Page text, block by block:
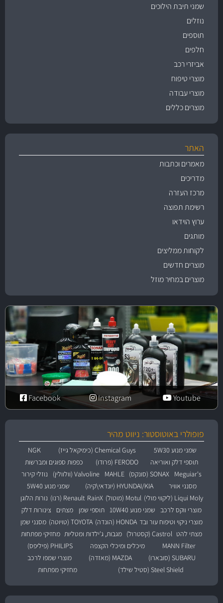
שמני תיבת הילוכים
נוזלים
תוספים
חלפים
אביזרי רכב
מוצרי טיפוח
מוצרי עבודה
מוצרים כללים
האתר
מאמרים וכתבות
מדריכים
מרכז העזרה
רשימת תפוצה
ערוץ הוידאו
מותגים
לקוחות ממליצים
מוצרים חדשים
מוצרים במחיר מוזל
Youtube
Instagram
Facebook
פופולרי באוטוסטור: ניווט מהיר
שמני מנוע 5W30 Chemical Guys (כימיקאל גייז)
NGK
תוספי דלק ואוריאה
FERODO (פרודו)
כפפות ספוגים ומברשות
Meguiar's
SONAX (סונקס) MAHLE Valvoline (וולוולין)
נוזלי קירור
מסנני אוויר
HYUNDAI/KIA (יונדאי\קיה)
שמני מנוע 5W40
Liqui Moly (ליקווי מולי)
Motul (מוטול) RainX Renault (רנו)
נורות הלוגן
מוצרי ווקס לרכב
שמני מנוע 10W40 תוספי שמן מצתים
צינורות דלק
מוצרי ניקוי וטיפוח עור ובד HONDA (הונדה) TOYOTA (טויוטה)
מסנני שמן
מצתי להט Castrol (קסטרול) מגבות, ג'ילדות ומטליות מחזיקי מפתחות
MANN Filter
מיכלים ומיכלי הקצפה
PHILIPS (פיליפס)
SUBARU (סובארו)
MAZDA (מאזדה)
מוצרי שמפו לרכב
Steel Shield (סטיל שילד)
מחזיקי מפתחות